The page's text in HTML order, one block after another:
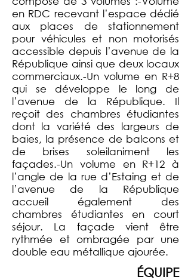
en RDC recevant l’espace dédié
aux places de stationnement
pour véhicules et non motorisés
accessible depuis l’avenue de la
République ainsi que deux locaux
commerciaux.-Un volume en R+8
qui se développe le long de
l’avenue de la République. Il
reçoit des chambres étudiantes
dont la variété des largeurs de
baies, la présence de balcons et
de brises soleilaniment les
façades.-Un volume en R+12 à
l’angle de la rue d’Estaing et de
l’avenue de la République
accueil également des
chambres étudiantes en court
séjour. La façade vient être
rythmée et ombragée par une
double eau métallique ajourée.
ÉQUIPE